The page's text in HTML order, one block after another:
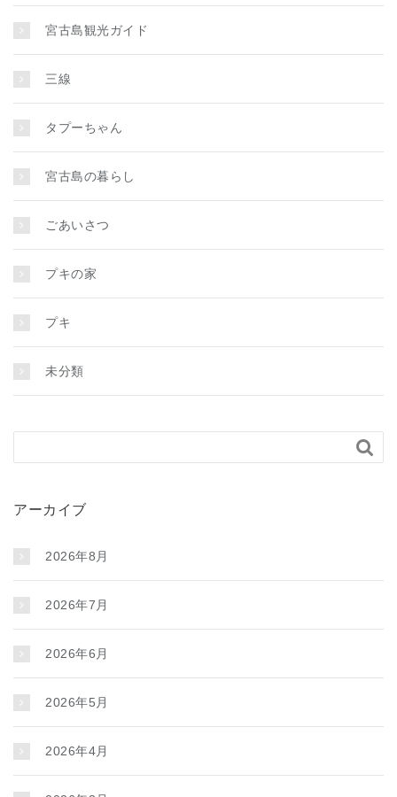
宮古島観光ガイド
三線
タプーちゃん
宮古島の暮らし
ごあいさつ
プキの家
プキ
未分類

アーカイブ
2026年8月
2026年7月
2026年6月
2026年5月
2026年4月